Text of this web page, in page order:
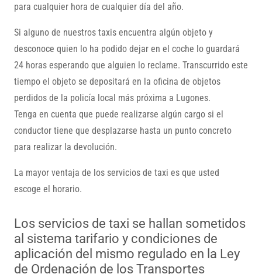
para cualquier hora de cualquier día del año.
Si alguno de nuestros taxis encuentra algún objeto y
desconoce quien lo ha podido dejar en el coche lo guardará
24 horas esperando que alguien lo reclame. Transcurrido este
tiempo el objeto se depositará en la oficina de objetos
perdidos de la policía local más próxima a Lugones.
Tenga en cuenta que puede realizarse algún cargo si el
conductor tiene que desplazarse hasta un punto concreto
para realizar la devolución.
La mayor ventaja de los servicios de taxi es que usted
escoge el horario.
Los servicios de taxi se hallan sometidos
al sistema tarifario y condiciones de
aplicación del mismo regulado en la Ley
de Ordenación de los Transportes